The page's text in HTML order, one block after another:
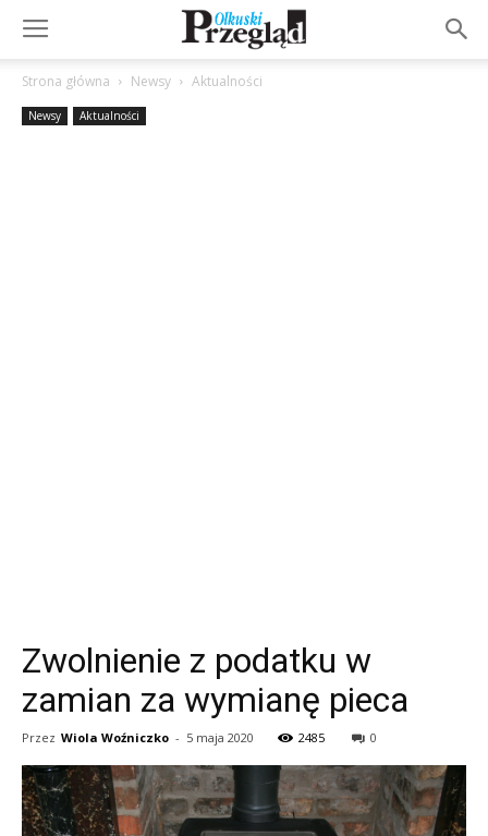
Strona główna Newsy Aktualności
Newsy Aktualności
Zwolnienie z podatku w
zamian za wymianę pieca
Przez Wiola Woźniczko - 5 maja 2020 2485 0